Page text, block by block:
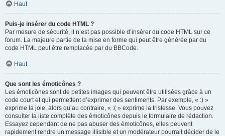
Haut
Puis-je insérer du code HTML ?
Par mesure de sécurité, il n’est pas possible d’insérer du code HTML sur ce
forum. La majeure partie de la mise en forme qui peut être générée par du
code HTML peut être remplacée par du BBCode.
Haut
Que sont les émoticônes ?
Les émoticônes sont de petites images qui peuvent être utilisées grâce à un
code court et qui permettent d’exprimer des sentiments. Par exemple, « :) »
exprime la joie, alors qu’au contraire, « :( » exprime la tristesse. Vous pouvez
consulter la liste complète des émoticônes depuis le formulaire de rédaction.
Essayez cependant de ne pas abuser des émoticônes, elles peuvent
rapidement rendre un message illisible et un modérateur pourrait décider de le